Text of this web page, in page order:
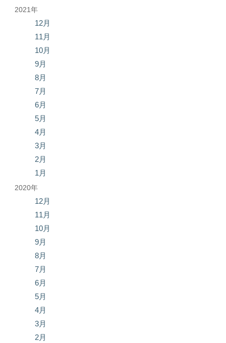
2021年
12月
11月
10月
9月
8月
7月
6月
5月
4月
3月
2月
1月
2020年
12月
11月
10月
9月
8月
7月
6月
5月
4月
3月
2月